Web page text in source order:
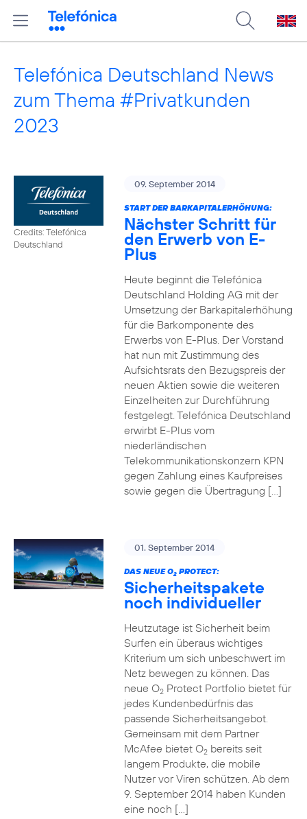
Telefónica Deutschland News
zum Thema #Privatkunden
2023
Credits: Telefónica
Deutschland
09. September 2014
START DER BARKAPITALERHÖHUNG:
Nächster Schritt für
den Erwerb von E-
Plus
Heute beginnt die Telefónica
Deutschland Holding AG mit der
Umsetzung der Barkapitalerhöhung
für die Barkomponente des
Erwerbs von E-Plus. Der Vorstand
hat nun mit Zustimmung des
Aufsichtsrats den Bezugspreis der
neuen Aktien sowie die weiteren
Einzelheiten zur Durchführung
festgelegt. Telefónica Deutschland
erwirbt E-Plus vom
niederländischen
Telekommunikationskonzern KPN
gegen Zahlung eines Kaufpreises
sowie gegen die Übertragung […]
01. September 2014
DAS NEUE O2PROTECT:
Sicherheitspakete
noch individueller
Heutzutage ist Sicherheit beim
Surfen ein überaus wichtiges
Kriterium um sich unbeschwert im
Netz bewegen zu können. Das
neue O2Protect Portfolio bietet für
jedes Kundenbedürfnis das
passende Sicherheitsangebot.
Gemeinsam mit dem Partner
McAfee bietet O2bereits seit
langem Produkte, die mobile
Nutzer vor Viren schützen. Ab dem
9. September 2014 haben Kunden
eine noch […]